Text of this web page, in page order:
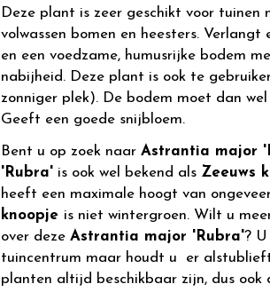
Deze plant is zeer geschikt voor tuinen
volwassen bomen en heesters.
en een voedzame, humusrijke bodem
nabijheid. Deze plant is ook te
zonniger plek). De bodem moet dan
Geeft een goede snijbloem.
Bent u op zoek naar Astrantia major
'Rubra' is ook wel bekend als Zeeuws
heeft een maximale hoogt van
knoopje is niet wintergroen. Wilt u
over deze Astrantia major 'Rubra'?
tuincentrum maar houdt u er
planten altijd beschikbaar zijn, dus ook